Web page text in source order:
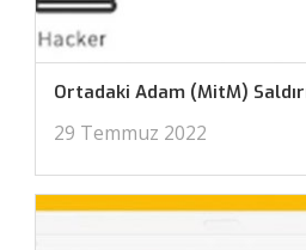
Ortadaki Adam (MitM)
29 Temmuz 2022